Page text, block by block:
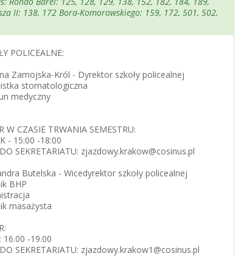
II: 138, 172 Bora-Komorowskiego: 159, 172, 501, 502,
POLICEALNE:
Zamojska-Król - Dyrektor szkoły policealnej
stomatologiczna
medyczny
W CZASIE TRWANIA SEMESTRU:
- 15:00 -18:00
SEKRETARIATU: zjazdowy.krakow@cosinus.pl
Butelska - Wicedyrektor szkoły policealnej
BHP
masażysta
16.00 -19.00
SEKRETARIATU: zjazdowy.krakow1@cosinus.pl